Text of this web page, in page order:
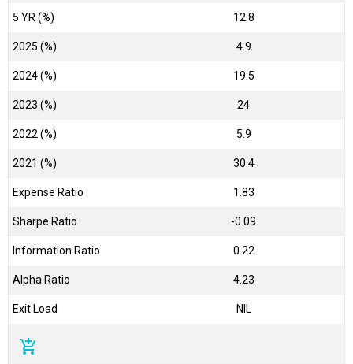
5 YR (%) 12.8
2025 (%) 4.9
2024 (%) 19.5
2023 (%) 24
2022 (%) 5.9
2021 (%) 30.4
Expense Ratio 1.83
Sharpe Ratio -0.09
Information Ratio 0.22
Alpha Ratio 4.23
Exit Load NIL
add_shopping_cart